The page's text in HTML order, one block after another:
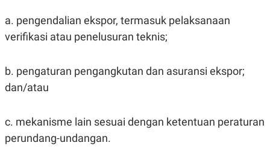
T
A
N
A
E
S
S
R
E
S
I
L
a. pengendalian ekspor, termasuk pelaksanaan
verifikasi atau penelusuran teknis;
b. pengaturan pengangkutan dan asuransi ekspor;
dan/atau
c. mekanisme lain sesuai dengan ketentuan peraturan
perundang-undangan.